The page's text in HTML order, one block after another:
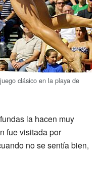
clásico en la playa de
la hacen muy
fue visitada por
no se sentía bien,